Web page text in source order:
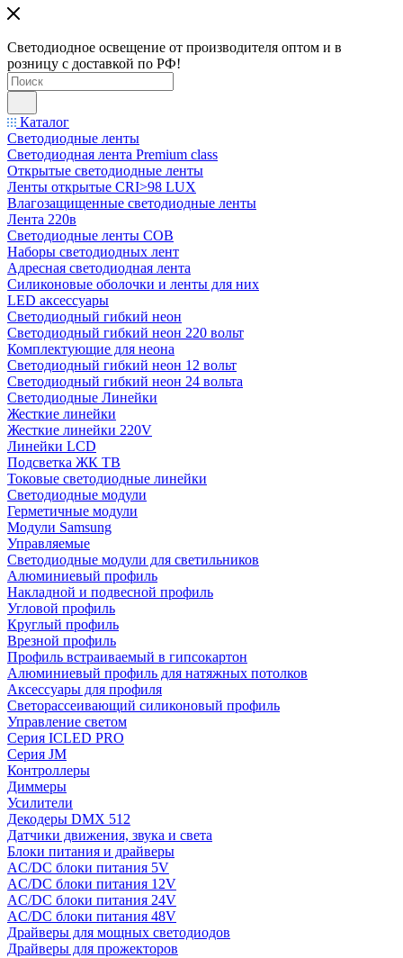
Светодиодное освещение от производителя оптом и в
розницу с доставкой по РФ!
Каталог
Светодиодные ленты
Светодиодная лента Premium class
Открытые светодиодные ленты
Ленты открытые CRI>98 LUX
Влагозащищенные светодиодные ленты
Лента 220в
Светодиодные ленты COB
Наборы светодиодных лент
Адресная светодиодная лента
Силиконовые оболочки и ленты для них
LED аксессуары
Светодиодный гибкий неон
Светодиодный гибкий неон 220 вольт
Комплектующие для неона
Светодиодный гибкий неон 12 вольт
Светодиодный гибкий неон 24 вольта
Светодиодные Линейки
Жесткие линейки
Жесткие линейки 220V
Линейки LCD
Подсветка ЖК ТВ
Токовые светодиодные линейки
Светодиодные модули
Герметичные модули
Модули Samsung
Управляемые
Светодиодные модули для светильников
Алюминиевый профиль
Накладной и подвесной профиль
Угловой профиль
Круглый профиль
Врезной профиль
Профиль встраиваемый в гипсокартон
Алюминиевый профиль для натяжных потолков
Аксессуары для профиля
Светорассеивающий силиконовый профиль
Управление светом
Серия ICLED PRO
Серия JM
Контроллеры
Диммеры
Усилители
Декодеры DMX 512
Датчики движения, звука и света
Блоки питания и драйверы
AC/DC блоки питания 5V
AC/DC блоки питания 12V
AC/DC блоки питания 24V
AC/DC блоки питания 48V
Драйверы для мощных светодиодов
Драйверы для прожекторов